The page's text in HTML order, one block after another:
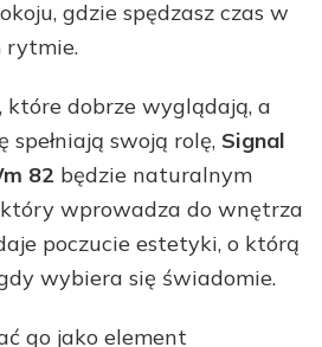
gdzie spędzasz czas w
rytmie.
które dobrze wyglądają, a
swoją rolę, Signal
82 będzie naturalnym
wprowadza do wnętrza
poczucie estetyki, o którą
wybiera się świadomie.
go jako element